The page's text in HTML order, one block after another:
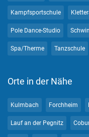
Kampfsportschule
Pole Dance-Studio
Spa/Therme Tanzschule
Orte in der Nähe
Kulmbach Forchheim
Lauf an der Pegnitz